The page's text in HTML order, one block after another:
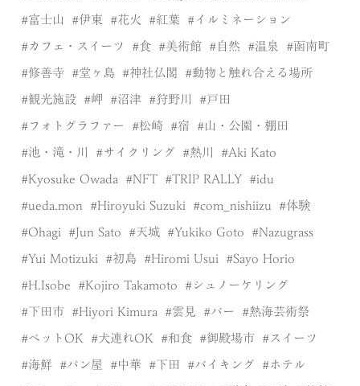
富士山 伊東 花火 紅葉 イルミネーション
カフェ・スイーツ 食 美術館 自然 温泉 函南町
修善寺 堂ヶ島 神社仏閣 動物と触れ合える場所
観光施設 岬 沼津 狩野川 戸田
フォトグラファー 松崎 宿 山・公園・棚田
池・滝・川 サイクリング 熱川 Aki Kato
Kyosuke Owada NFT TRIP RALLY idu
ueda.mon Hiroyuki Suzuki com_nishiizu 体験
Ohagi Jun Sato 天城 Yukiko Goto Nazugrass
Yui Motizuki 初島 Hiromi Usui Sayo Horio
H.Isobe Kojiro Takamoto シュノーケリング
下田市 Hiyori Kimura 雲見 バー 熱海芸術祭
ペットOK 犬連れOK 和食 御殿場市 スイーツ
海鮮 パン屋 中華 下田 バイキング ホテル